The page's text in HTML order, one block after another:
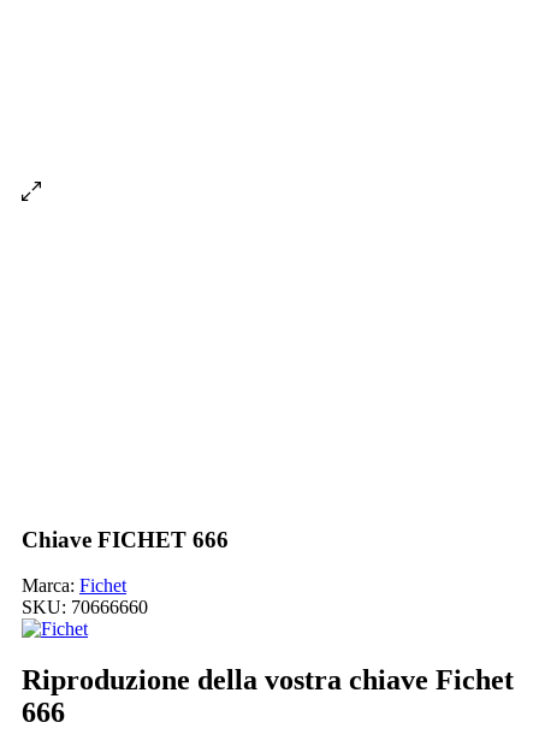
Chiave FICHET 666
Marca: Fichet
SKU: 70666660
Riproduzione della vostra chiave Fichet
666